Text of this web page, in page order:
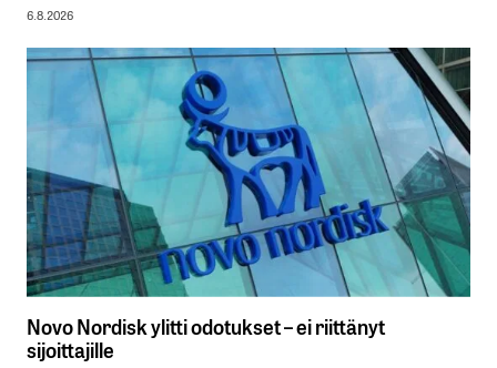
6.8.2026
Novo Nordisk ylitti odotukset – ei riittänyt
sijoittajille